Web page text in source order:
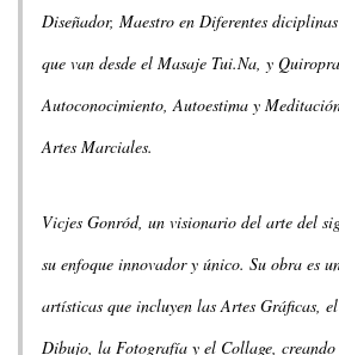
Diseñador, Maestro en Diferentes
que van desde el Masaje Tui.Na, y
Autoconocimiento, Autoestima y
Artes Marciales.
Vicjes Gonród, un visionario del arte del
su enfoque innovador y único. Su obra es
artísticas que incluyen las Artes Gráficas,
Dibujo, la Fotografía y el Collage,